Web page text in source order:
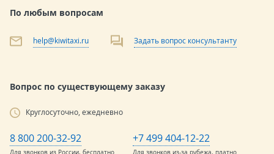
По любым вопросам
help@kiwitaxi.ru Задать вопрос консультанту
Вопрос по существующему заказу
Круглосуточно, ежедневно
8 800 200-32-92 +7 499 404-12-22